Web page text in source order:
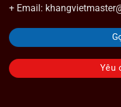
+ Email:
Yêu